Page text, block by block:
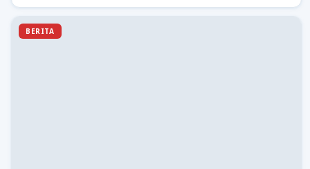
BERITA